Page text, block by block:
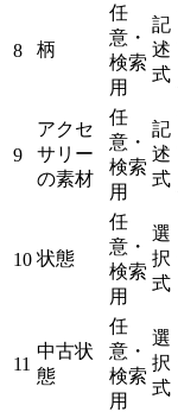
8 柄
任
意・
検索
用
記
述
式
9
アクセ
サリー
の素材
任
意・
検索
用
記
述
式
10 状態
任
意・
検索
用
選
択
式
11
中古状
態
任
意・
検索
用
選
択
式